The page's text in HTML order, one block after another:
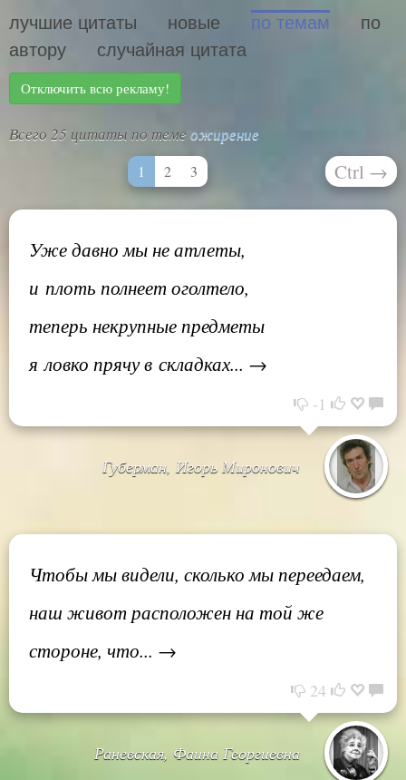
лучшие цитаты новые по темам
по
автору
случайная цитата
Отключить всю рекламу!
Всего 25 цитаты по теме ожирение
1 2 3 Ctrl →
Уже давно мы не атлеты,
и плоть полнеет оголтело,
теперь некрупные предметы
я ловко прячу в складках... →
-1
Губерман, Игорь Миронович
Чтобы мы видели, сколько мы переедаем,
наш живот расположен на той же
стороне, что... →
24
Раневская, Фаина Георгиевна